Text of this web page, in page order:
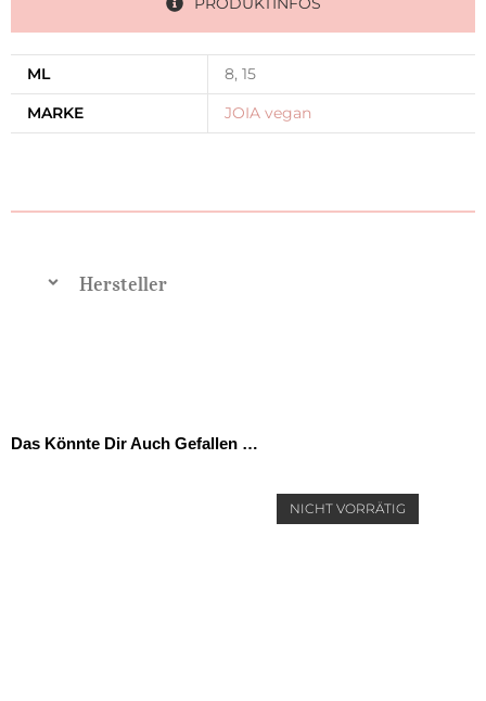
ML
8, 15
MARKE
JOIA vegan
Hersteller
Das Könnte Dir Auch Gefallen …
NICHT VORRÄTIG